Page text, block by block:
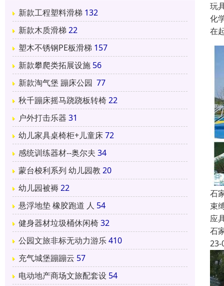
新款工程塑料滑梯 132
新款木质滑梯 22
塑木不锈钢PE板滑梯 157
新款攀爬类拓展设施 56
新款淘气堡 蹦床公园 77
秋千蹦床摇马跷跷板转椅22
户外打击乐器 31
幼儿家具桌椅柜+儿童床72
感统训练器材--奥尔夫 34
蒙台梭利系列 幼儿园教 20
幼儿园被褥 22
悬浮地垫 橡胶跑道 人 54
健身器材垃圾桶休闲椅32
公园文旅非标无动力游乐410
充气城堡蹦蹦云 57
电动地产商场文旅配套设 54
玩
化
在
石
束
应
石
23-